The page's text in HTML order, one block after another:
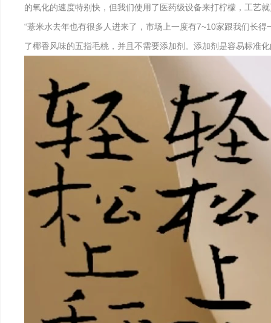
的氧化的速度特别快，但我们使用了医药级设备来打柠檬，工艺就
“薏米水去年也有很多人进来了，市场上一度有7~10家跟我们长
了椰香风味的五指毛桃，并且不需要添加剂。添加剂是容易标准